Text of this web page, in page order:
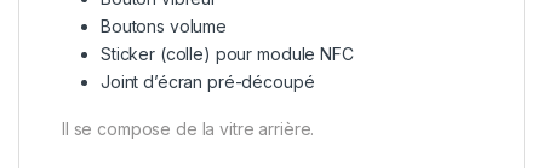
Boutons volume
Sticker (colle) pour module NFC
Joint d’écran pré-découpé
Il se compose de la vitre arrière.